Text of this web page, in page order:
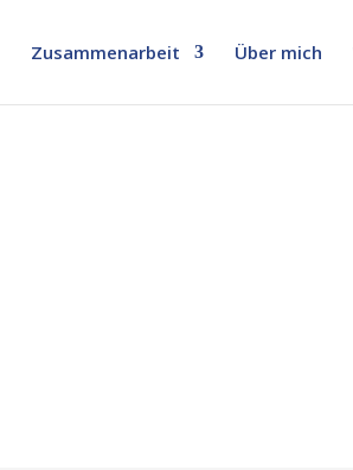
Zusammenarbeit Über mich